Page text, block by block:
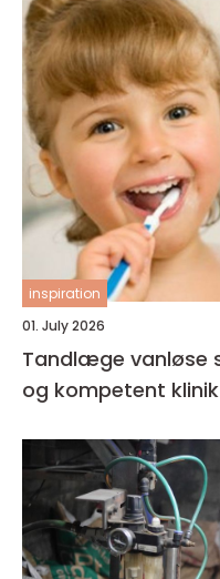
inspiration
01. July 2026
Tandlæge vanløse sådan finder du en tryg
og kompetent klinik